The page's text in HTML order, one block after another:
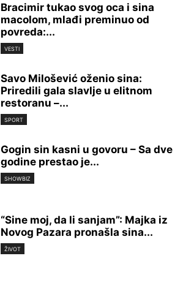
Bracimir tukao svog oca i sina
macolom, mlađi preminuo od
povreda:...
VESTI
Savo Milošević oženio sina:
Priredili gala slavlje u elitnom
restoranu –...
SPORT
Gogin sin kasni u govoru – Sa dve
godine prestao je...
SHOWBIZ
“Sine moj, da li sanjam”: Majka iz
Novog Pazara pronašla sina...
ŽIVOT